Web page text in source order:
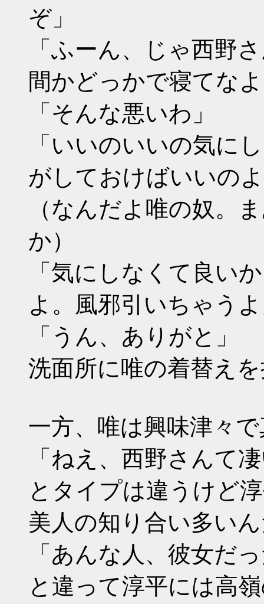
ぞ」
「ふーん、じゃ西野
間かどっかで寝てな
「そんな悪いわ」
「いいのいいの気に
がしておけばいいの
（なんだよ唯の奴。
か）
「気にしなくて良い
よ。風邪引いちゃう
「うん、ありがと」
洗面所に唯の着替え
一方、唯は興味津々
「ねえ、西野さんて
とタイプは違うけど
美人の知り合い多い
「あんな人、彼女だ
と違って淳平には高